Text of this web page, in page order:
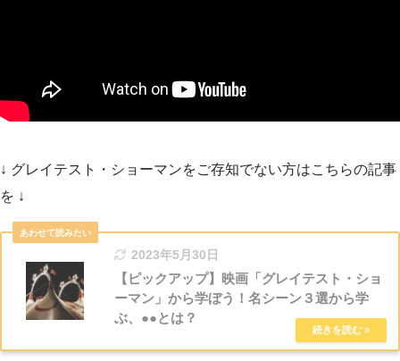
↓ グレイテスト・ショーマンをご存知でない方はこちらの記事
を ↓
2023年5月30日
【ピックアップ】映画「グレイテスト・ショ
ーマン」から学ぼう！名シーン３選から学
ぶ、●●とは？